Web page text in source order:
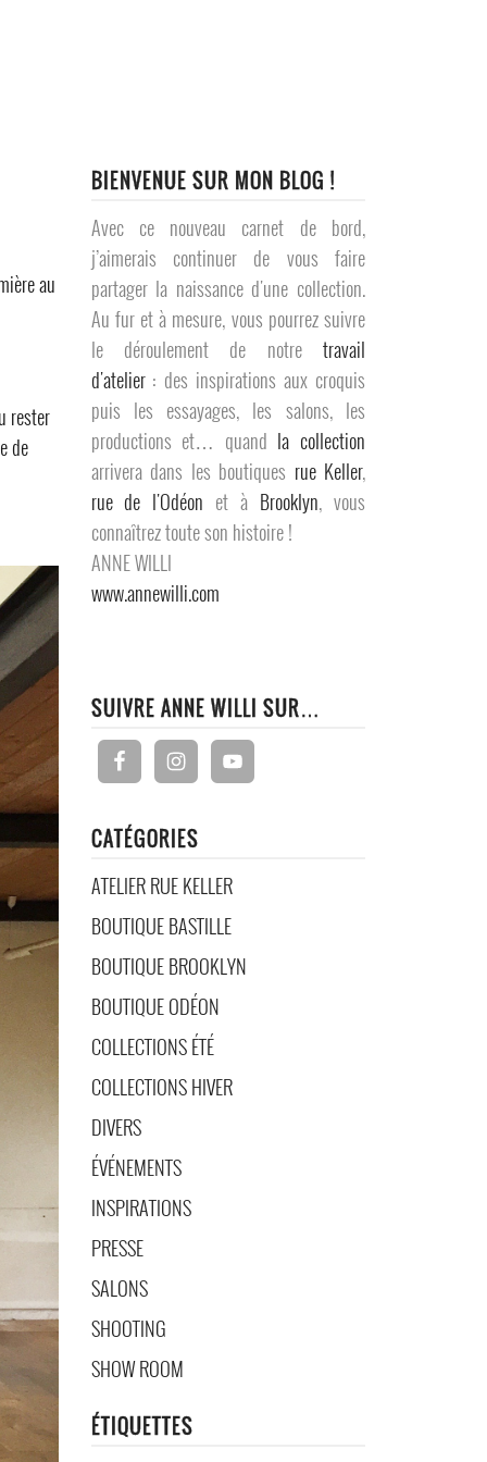
au
rester
de
BIENVENUE SUR MON BLOG !
Avec ce nouveau carnet de bord,
j’aimerais continuer de vous faire
partager la naissance d'une collection.
Au fur et à mesure, vous pourrez suivre
le déroulement de notre travail
d'atelier: des inspirations aux croquis
puis les essayages, les salons, les
productions et… quand la collection
arrivera dans les boutiques rue Keller,
rue de l'Odéon et à Brooklyn, vous
connaîtrez toute son histoire !
ANNE WILLI
www.annewilli.com
SUIVRE ANNE WILLI SUR…
CATÉGORIES
ATELIER RUE KELLER
BOUTIQUE BASTILLE
BOUTIQUE BROOKLYN
BOUTIQUE ODÉON
COLLECTIONS ÉTÉ
COLLECTIONS HIVER
DIVERS
ÉVÉNEMENTS
INSPIRATIONS
PRESSE
SALONS
SHOOTING
SHOW ROOM
ÉTIQUETTES